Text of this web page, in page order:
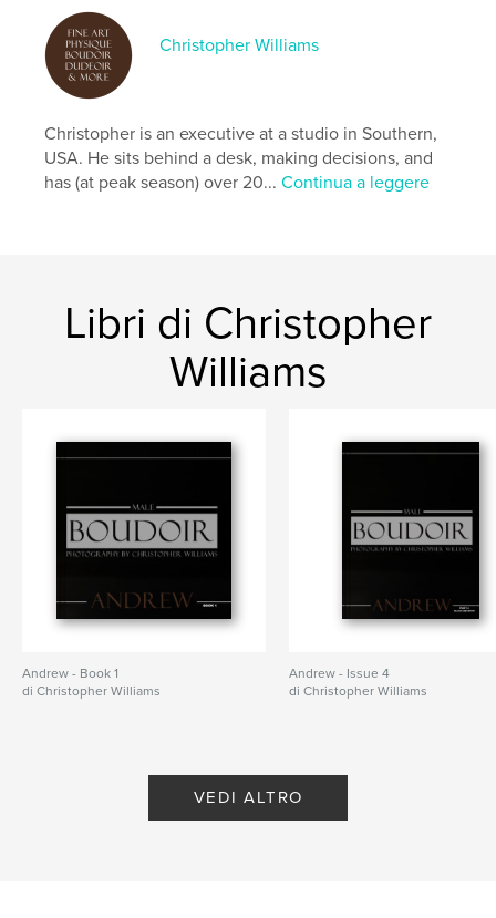
fine art
Christopher Williams
Christopher is an executive at a studio in Southern,
USA. He sits behind a desk, making decisions, and
has (at peak season) over 20...Continua a leggere
Libri di Christopher
Williams
Andrew - Book 1
di Christopher Williams
Andrew - Issue 4
di Christopher Williams
VEDI ALTRO